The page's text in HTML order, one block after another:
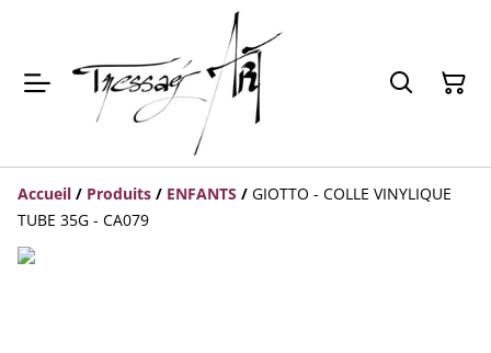
Accueil / Produits / ENFANTS / GIOTTO - COLLE VINYLIQUE
TUBE 35G - CA079